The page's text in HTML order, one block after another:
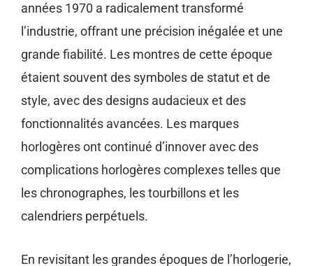
années 1970 a radicalement transformé
l’industrie, offrant une précision inégalée et une
grande fiabilité. Les montres de cette époque
étaient souvent des symboles de statut et de
style, avec des designs audacieux et des
fonctionnalités avancées. Les marques
horlogères ont continué d’innover avec des
complications horlogères complexes telles que
les chronographes, les tourbillons et les
calendriers perpétuels.
En revisitant les grandes époques de l’horlogerie,